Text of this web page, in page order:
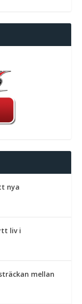
nya
liv i
mellan